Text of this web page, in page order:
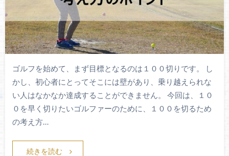
ゴルフを始めて、まず目標となるのは１００切りです。 し
かし、初心者にとってそこには壁があり、乗り越えられな
い人はなかなか達成することができません。 今回は、１０
０を早く切りたいゴルファーのために、１００を切るため
の考え方…
続きを読む